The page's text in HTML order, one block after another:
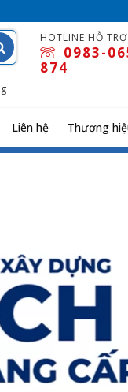
HOTLINE HỖ TRỢ
0983-
874
Liên hệ Thương